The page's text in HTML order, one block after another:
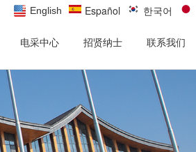
한국어
Español
English
电采中心 招贤纳士 联系我们